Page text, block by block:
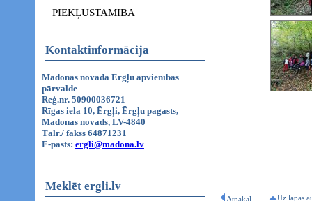
PIEKĻŪSTAMĪBA
Kontaktinformācija
Madonas novada Ērgļu apvienības
pārvalde
Reģ.nr. 50900036721
Rīgas iela 10, Ērgļi, Ērgļu pagasts,
Madonas novads, LV-4840
Tālr./ fakss 64871231
E-pasts: ergli@madona.lv
Meklēt ergli.lv
Atpakaļ Uz lapas